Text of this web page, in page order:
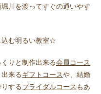
川を渡ってすぐの通いやす
込む明るい教室☆
りと制作出来る会員コース
来るギフトコースや、結婚
するブライダルコース もあ